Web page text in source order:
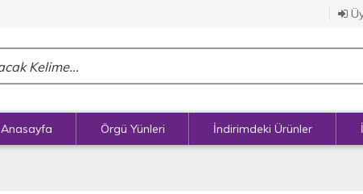
Anasayfa Örgü Yünleri İndirimdeki Ürünler